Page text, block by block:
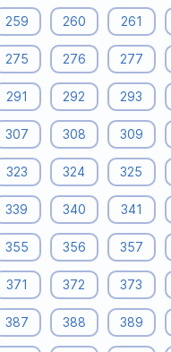
259 260 261
275 276 277
291 292 293
307 308 309
323 324 325
339 340 341
355 356 357
371 372 373
387 388 389